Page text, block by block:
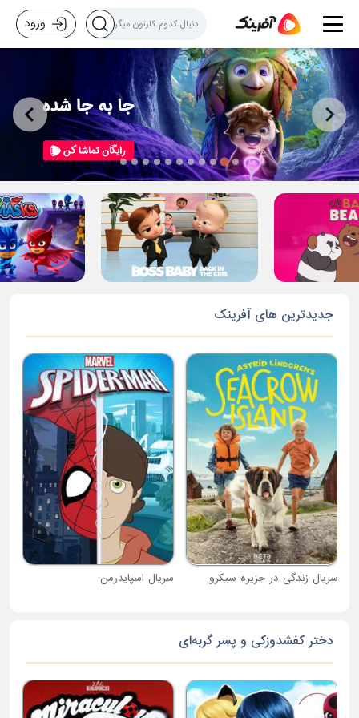
ورود
جدیدترین های آفرینک
سریال زندگی در جزیره سیکرو سریال اسپایدرمن
دختر کفشدوزکی و پسر گربه‌ای